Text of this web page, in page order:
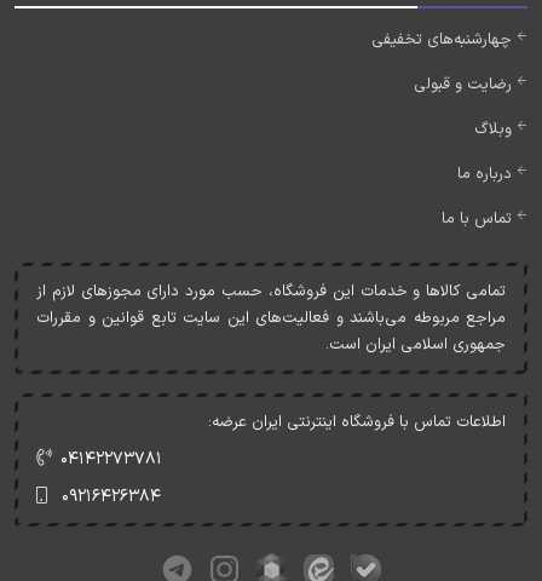
چهارشنبه‌های تخفیفی
رضایت و قبولی
وبلاگ
درباره ما
تماس با ما
تمامی کالاها و خدمات اين فروشگاه، حسب مورد دارای مجوزهای لازم از
مراجع مربوطه می‌باشند و فعاليت‌های اين سايت تابع قوانين و مقررات
جمهوری اسلامی ايران است.
اطلاعات تماس با فروشگاه اینترنتی ایران عرضه:
۰۴۱۴۲۲۷۳۷۸۱
۰۹۲۱۶۴۲۶۳۸۴